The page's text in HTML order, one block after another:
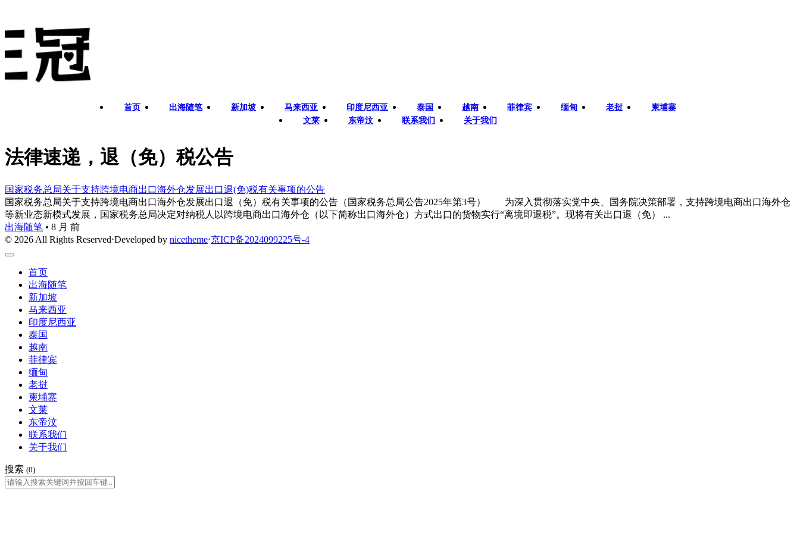
首页 出海随笔 新加坡 马来西亚 印度尼西亚 泰国 越南 菲律宾 缅甸 老挝
柬埔寨
文莱
东帝汶 联系我们 关于我们
法律速递，退（免）税公告
国家税务总局关于支持跨境电商出口海外仓发展出口退(免)税有关事项的公告
国家税务总局关于支持跨境电商出口海外仓发展出口退（免）税有关事项的公告（国家税务总局公告2025年第3号） 为深入贯彻落实党中央、国务院决策部署，支持跨境电商出口海外仓
等新业态新模式发展，国家税务总局决定对纳税人以跨境电商出口海外仓（以下简称出口海外仓）方式出口的货物实行“离境即退税”。现将有关出口退（免） ...
出海随笔 • 8 月 前
© 2026 All Rights Reserved⋅Developed by nicetheme⋅京ICP备2024099225号-4
首页
出海随笔
新加坡
马来西亚
印度尼西亚
泰国
越南
菲律宾
缅甸
老挝
柬埔寨
文莱
东帝汶
联系我们
关于我们
搜索 (0)